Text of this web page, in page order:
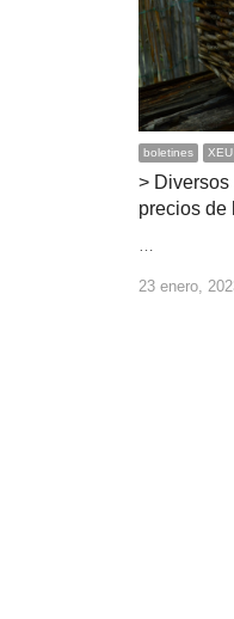
boletines XEU
> Diversos
precios de
23 enero,